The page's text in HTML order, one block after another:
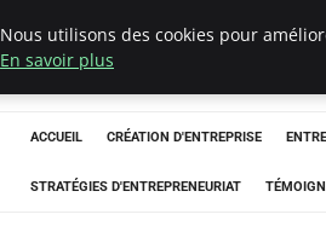
LECFCM
ACCUEIL CRÉATION D'ENTREPRISE
STRATÉGIES D'ENTREPRENEURIAT
Nous utilisons des cookies pour
En savoir plus